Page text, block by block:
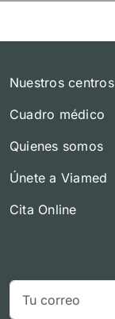
Nuestros centros
Cuadro médico
Quienes somos
Únete a Viamed
Cita Online